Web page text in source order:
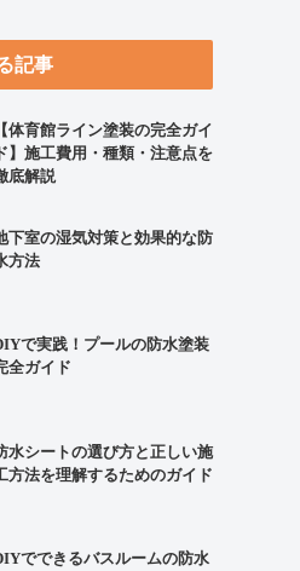
記事
【体育館ライン塗装の完全ガイ
ド】施工費用・種類・注意点を
底解説
下室の湿気対策と効果的な防
方法
で実践！プールの防水塗装
全ガイド
水シートの選び方と正しい施
方法を理解するためのガイド
でできるバスルームの防水